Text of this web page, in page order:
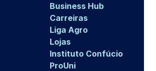
Business Hub
Carreiras
Liga Agro
Lojas
Instituto Confúcio
ProUni